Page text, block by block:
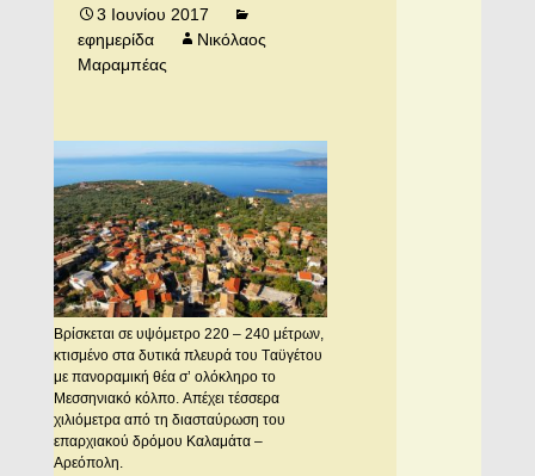
3 Ιουνίου 2017
εφημερίδα
Νικόλαος
Μαραμπέας
Bρίσκεται σε υψόμετρο 220 – 240 μέτρων,
κτισμένο στα δυτικά πλευρά του Tαϋγέτου
με πανοραμική θέα σ’ ολόκληρο το
Mεσσηνιακό κόλπο. Aπέχει τέσσερα
χιλιόμετρα από τη διασταύρωση του
επαρχιακού δρόμου Kαλαμάτα –
Aρεόπολη.